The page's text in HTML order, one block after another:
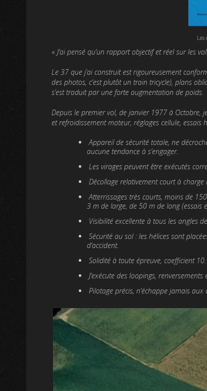
« J’ai pensé qu’un rapport objectif et réel sur les
Le 37 que j’ai construit est rigoureusement
des photos, c’est plutôt un train tricycle), plans
s’est traduit par une forte augmentation de poids.
Depuis le premier vol, de janvier 1977 à Octobre,
et refroidissement moteur, réglages cellule,
Appareil de sécurité totale, ne
aucune tendance à s’engager.
Les virages peuvent être exécutés
Décollage relativement court à
Atterrissages très courts, moins de
3 m de large, de 50 m de long (essais
Visibilité excellente à tous les angles
Sécurité au sol : les hélices sont
d’accident.
Solidité à toute épreuve, coefficient
J’exécute des loopings, renversements
Pilotage précis, n’échappe jamais aux